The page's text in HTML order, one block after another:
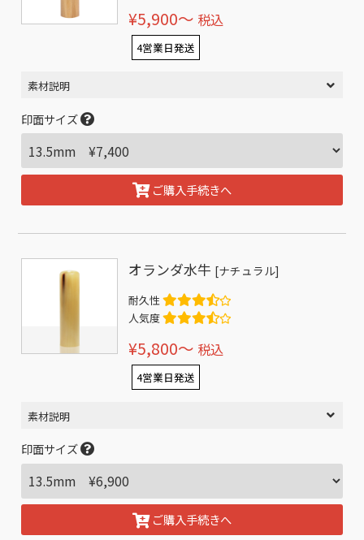
¥5,900〜 税込
4営業日発送
素材説明
印面サイズ
ご購入手続きへ
オランダ水牛 [ナチュラル]
耐久性
人気度
¥5,800〜 税込
4営業日発送
素材説明
印面サイズ
ご購入手続きへ